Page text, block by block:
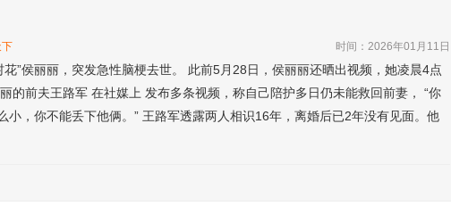
时间：2026年01月11日
”侯丽丽，突发急性脑梗去世。 此前5月28日，侯丽丽还晒出视频，她凌晨4点
的前夫王路军 在社媒上 发布多条视频，称自己陪护多日仍未能救回前妻， “你
，你不能丢下他俩。” 王路军透露两人相识16年，离婚后已2年没有见面。他